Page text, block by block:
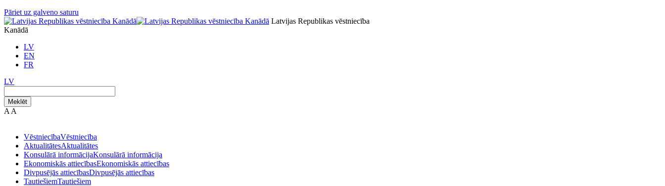
Pāriet uz galveno saturu
Latvijas Republikas vēstniecība
Kanādā
LV
EN
FR
LV
Meklēt
A A
VēstniecībaVēstniecība
AktualitātesAktualitātes
Konsulārā informācijaKonsulārā informācija
Ekonomiskās attiecībasEkonomiskās attiecības
Divpusējās attiecībasDivpusējās attiecības
TautiešiemTautiešiem